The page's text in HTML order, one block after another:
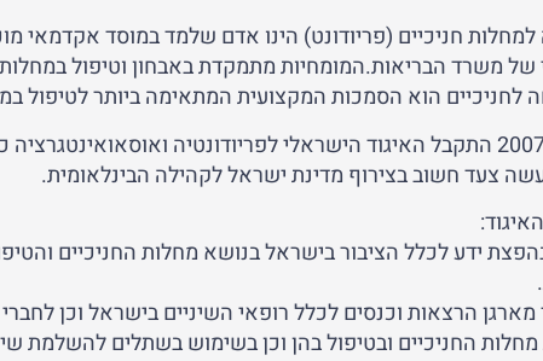
של משרד הבריאות.המומחיות מתמקדת באבחון וטיפול במחלות
לחניכיים הוא הסמכות המקצועית המתאימה ביותר לטיפול
בשנת 2007 התקבל האיגוד הישראלי לפריודונטיה
צעד חשוב בצירוף מדינת ישראל לקהילה הבינלאומית.
ידע לכלל הציבור בישראל בנושא מחלות החניכיים
מארגן הרצאות וכנסים לכלל רופאי השיניים בישראל וכן
החניכיים ובטיפול בהן וכן בשימוש בשתלים להשלמת